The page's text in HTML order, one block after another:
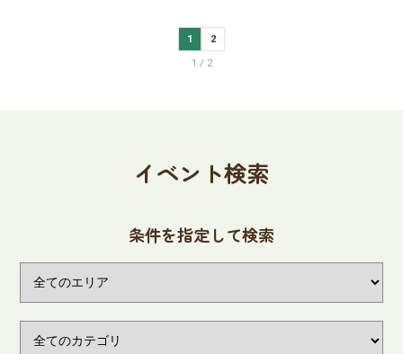
1
2
1 / 2
イベント検索
条件を指定して検索